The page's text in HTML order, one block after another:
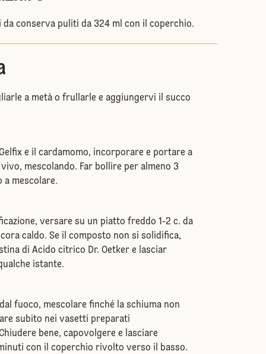
da conserva puliti da 324 ml con il coperchio.
a metà o frullarle e aggiungervi il succo
e il cardamomo, incorporare e portare a
mescolando. Far bollire per almeno 3
a mescolare.
versare su un piatto freddo 1-2 c. da
caldo. Se il composto non si solidifica,
di Acido citrico Dr. Oetker e lasciar
istante.
fuoco, mescolare finché la schiuma non
subito nei vasetti preparati
bene, capovolgere e lasciare
con il coperchio rivolto verso il basso.